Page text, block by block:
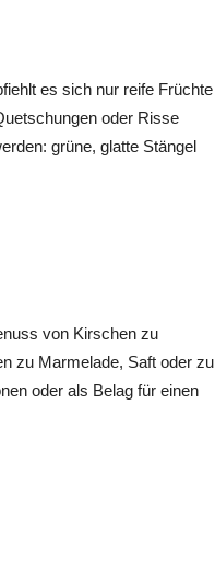
es sich nur reife Früchte
oder Risse
grüne, glatte Stängel
von Kirschen zu
zu Marmelade, Saft oder zu
oder als Belag für einen